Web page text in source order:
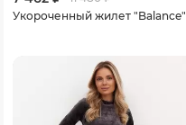
Укороченный жилет "Balance"